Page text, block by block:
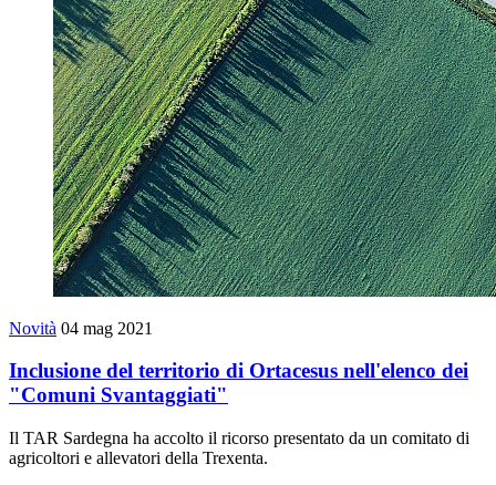
Novità 04 mag 2021
Inclusione del territorio di Ortacesus nell'elenco dei
"Comuni Svantaggiati"
Il TAR Sardegna ha accolto il ricorso presentato da un comitato di
agricoltori e allevatori della Trexenta.